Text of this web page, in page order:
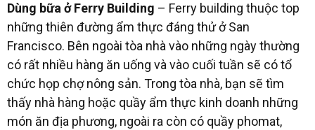
Dùng bữa ở Ferry Building – Ferry building thuộc top
những thiên đường ẩm thực đáng thử ở San
Francisco. Bên ngoài tòa nhà vào những ngày thường
có rất nhiều hàng ăn uống và vào cuối tuần sẽ có tổ
chức họp chợ nông sản. Trong tòa nhà, bạn sẽ tìm
thấy nhà hàng hoặc quầy ẩm thực kinh doanh những
món ăn địa phương, ngoài ra còn có quầy phomat,